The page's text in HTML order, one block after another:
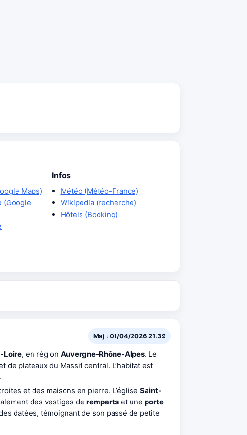
Maps)
(Google
Infos
Météo (Météo-France)
Wikipedia (recherche)
Hôtels (Booking)
Maj : 01/04/2026 21:39
Loire, en région Auvergne-Rhône-Alpes. Le
de plateaux du Massif central. L’habitat est
et des maisons en pierre. L’église Saint-
des vestiges de remparts et une porte
datées, témoignant de son passé de petite